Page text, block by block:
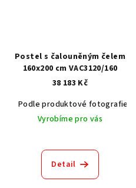
Akát vintage BT1551
Dub světlý
Postel s čalouněným čelem
160x200 cm VAC3120/160
38 183 Kč
Podle produktové fotografie
Vyrobíme pro vás
Detail